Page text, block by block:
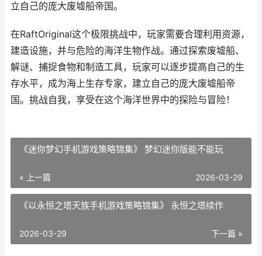
立自己的庞大废墟船帝国。
在RaftOriginal这个极限挑战中，玩家需要合理利用资源，
建造设施，并与危险的海洋生物作战。通过探索废墟船、
解谜、捕捉食物和制造工具，玩家可以逐步提高自己的生
存水平，成为海上生存专家，建立自己的庞大废墟船帝
国。挑战自我，享受在这个海洋世界中的探险与冒险！
《迷你梦幻手机游戏策略锦集》 梦幻迷你版能不能玩
« 上一篇 2026-03-29
《以永恒之塔天族手机游戏策略锦集》 永恒之塔续作
下一篇 »
2026-03-29